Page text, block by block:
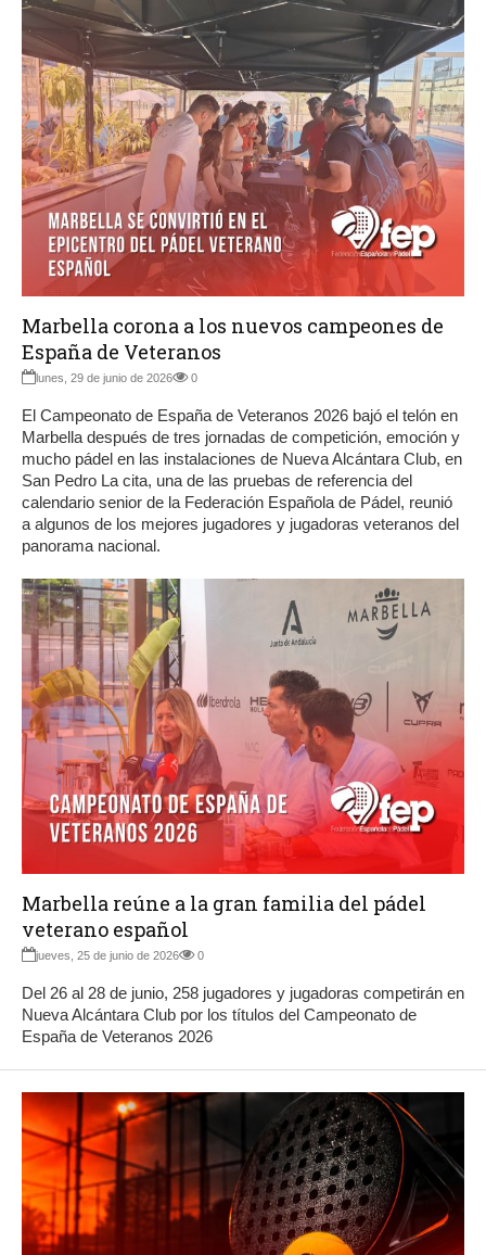
Marbella corona a los nuevos campeones de
España de Veteranos
lunes, 29 de junio de 2026 0
El Campeonato de España de Veteranos 2026 bajó el telón en
Marbella después de tres jornadas de competición, emoción y
mucho pádel en las instalaciones de Nueva Alcántara Club, en
San Pedro La cita, una de las pruebas de referencia del
calendario senior de la Federación Española de Pádel, reunió
a algunos de los mejores jugadores y jugadoras veteranos del
panorama nacional.
Marbella reúne a la gran familia del pádel
veterano español
jueves, 25 de junio de 2026 0
Del 26 al 28 de junio, 258 jugadores y jugadoras competirán en
Nueva Alcántara Club por los títulos del Campeonato de
España de Veteranos 2026